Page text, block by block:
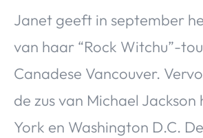
Janet geeft in september
van haar “Rock Witchu”-
Canadese Vancouver.
de zus van Michael Jackson
York en Washington D.C.